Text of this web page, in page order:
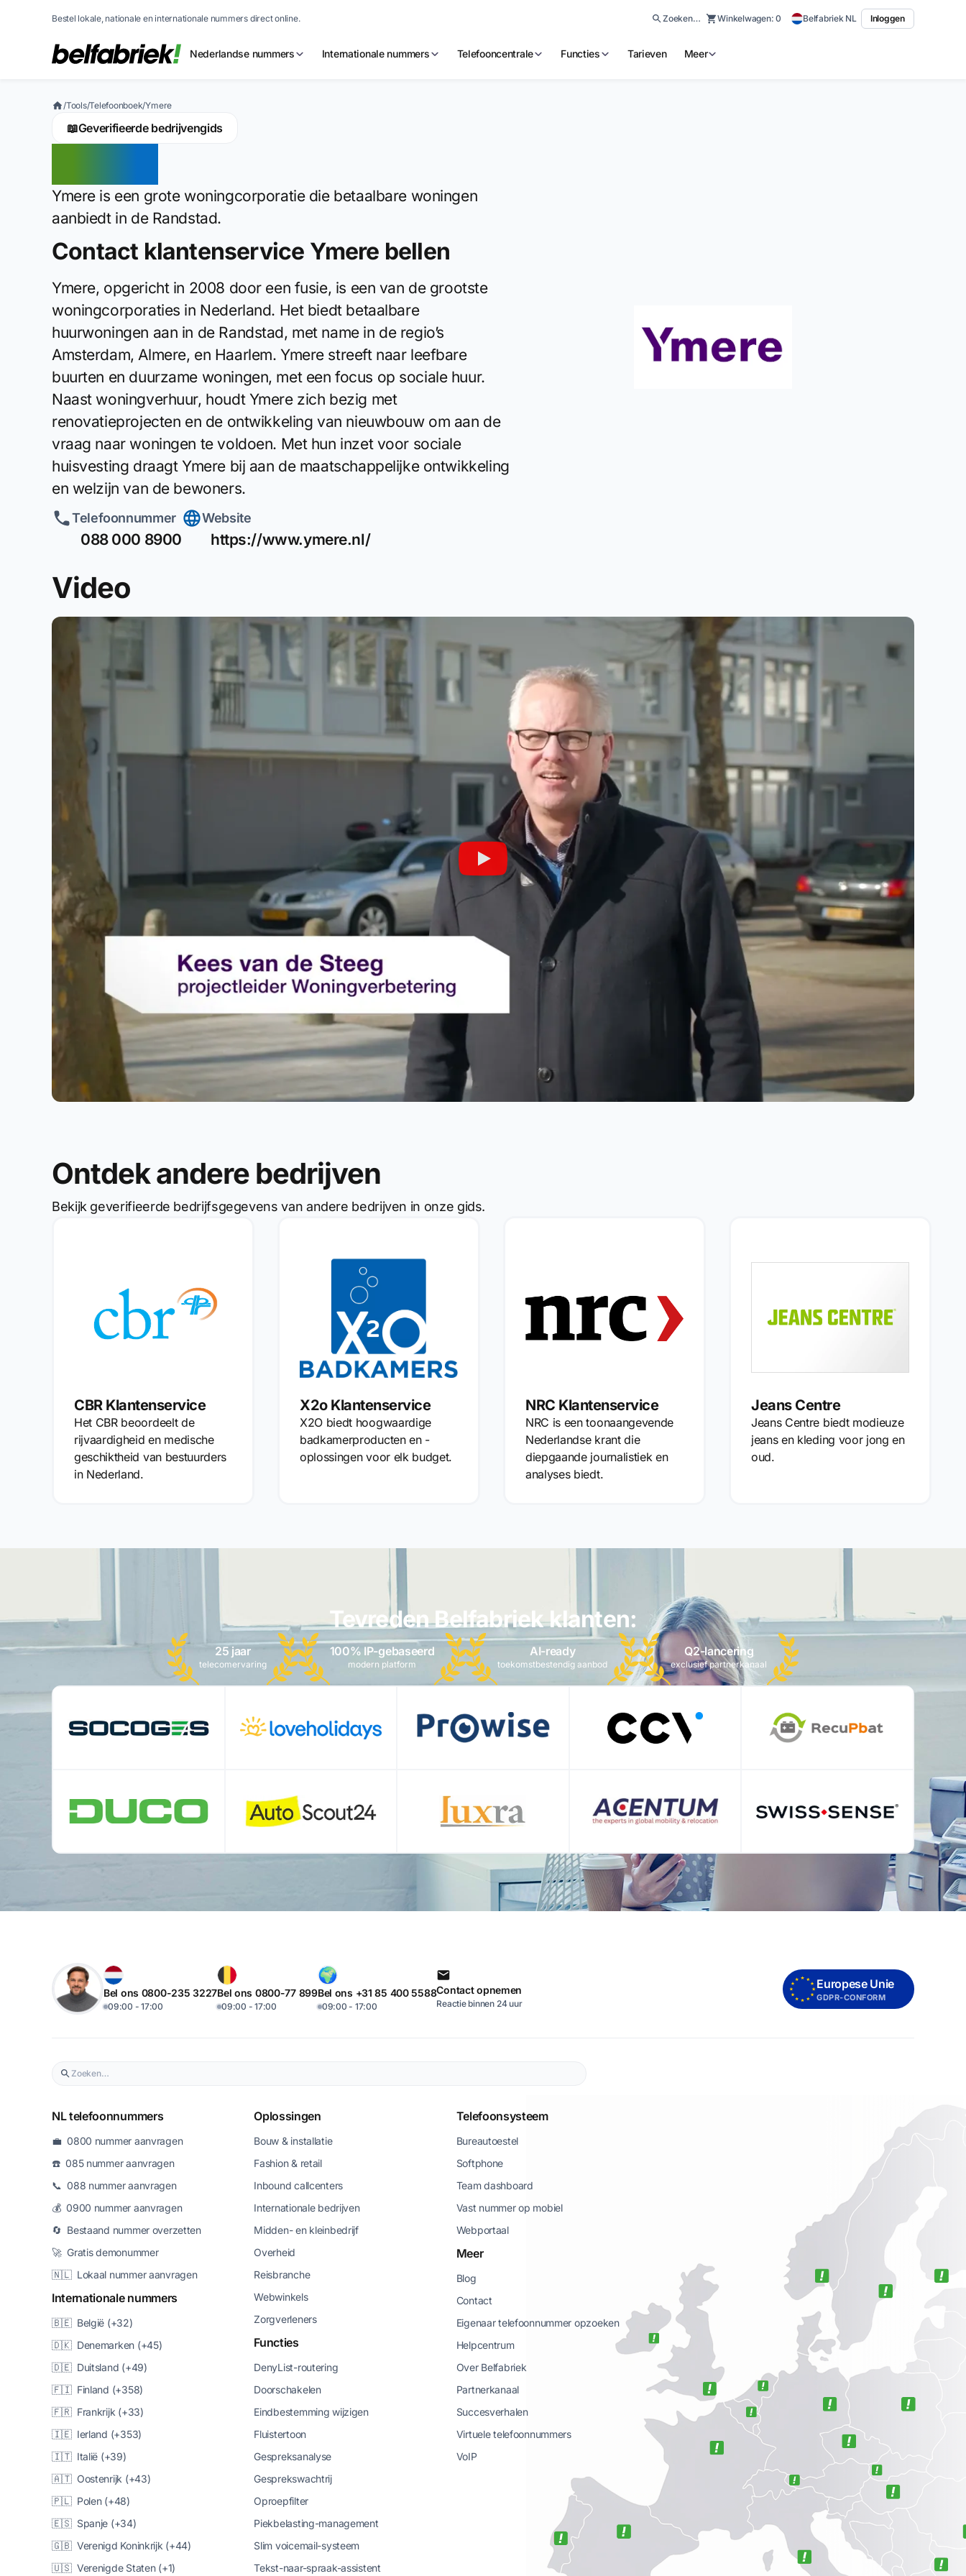
Bestel lokale, nationale en internationale nummers direct online. Zoeken… Winkelwagen:0 Belfabriek NL Inloggen
Nederlandse nummers Internationale nummers Telefooncentrale Functies Tarieven Meer
/Tools/Telefoonboek/Ymere
📖Geverifieerde bedrijvengids
Ymere is een grote woningcorporatie die betaalbare woningen
aanbiedt in de Randstad.
Contact klantenservice Ymere bellen
Ymere, opgericht in 2008 door een fusie, is een van de grootste
woningcorporaties in Nederland. Het biedt betaalbare
huurwoningen aan in de Randstad, met name in de regio’s
Amsterdam, Almere, en Haarlem. Ymere streeft naar leefbare
buurten en duurzame woningen, met een focus op sociale huur.
Naast woningverhuur, houdt Ymere zich bezig met
renovatieprojecten en de ontwikkeling van nieuwbouw om aan de
vraag naar woningen te voldoen. Met hun inzet voor sociale
huisvesting draagt Ymere bij aan de maatschappelijke ontwikkeling
en welzijn van de bewoners.
Telefoonnummer
088 000 8900
Website
https://www.ymere.nl/
Video
Ontdek andere bedrijven
Bekijk geverifieerde bedrijfsgegevens van andere bedrijven in onze gids.
CBR Klantenservice
Het CBR beoordeelt de
rijvaardigheid en medische
geschiktheid van bestuurders
in Nederland.
X2o Klantenservice
X2O biedt hoogwaardige
badkamerproducten en -
oplossingen voor elk budget.
NRC Klantenservice
NRC is een toonaangevende
Nederlandse krant die
diepgaande journalistiek en
analyses biedt.
Jeans Centre
Jeans Centre biedt modieuze
jeans en kleding voor jong en
oud.
Tevreden Belfabriek klanten:
25 jaar
telecomervaring
100% IP-gebaseerd
modern platform
AI-ready
toekomstbestendig aanbod
Q2-lancering
exclusief partnerkanaal
Bel ons 0800-235 3227
09:00 - 17:00
Bel ons 0800-77 899
09:00 - 17:00
Bel ons +31 85 400 5588
09:00 - 17:00
Contact opnemen
Reactie binnen 24 uur
Europese Unie
GDPR-CONFORM
NL telefoonnummers
💼 0800 nummer aanvragen
☎️ 085 nummer aanvragen
📞 088 nummer aanvragen
💰 0900 nummer aanvragen
🔄 Bestaand nummer overzetten
🚀 Gratis demonummer
🇳🇱 Lokaal nummer aanvragen
Internationale nummers
🇧🇪 België (+32)
🇩🇰 Denemarken (+45)
🇩🇪 Duitsland (+49)
🇫🇮 Finland (+358)
🇫🇷 Frankrijk (+33)
🇮🇪 Ierland (+353)
🇮🇹 Italië (+39)
🇦🇹 Oostenrijk (+43)
🇵🇱 Polen (+48)
🇪🇸 Spanje (+34)
🇬🇧 Verenigd Koninkrijk (+44)
🇺🇸 Verenigde Staten (+1)
Oplossingen
Bouw & installatie
Fashion & retail
Inbound callcenters
Internationale bedrijven
Midden- en kleinbedrijf
Overheid
Reisbranche
Webwinkels
Zorgverleners
Functies
DenyList-routering
Doorschakelen
Eindbestemming wijzigen
Fluistertoon
Gespreksanalyse
Gesprekswachtrij
Oproepfilter
Piekbelasting-management
Slim voicemail-systeem
Tekst-naar-spraak-assistent
Telefoonsysteem
Bureautoestel
Softphone
Team dashboard
Vast nummer op mobiel
Webportaal
Meer
Blog
Contact
Eigenaar telefoonnummer opzoeken
Helpcentrum
Over Belfabriek
Partnerkanaal
Succesverhalen
Virtuele telefoonnummers
VoIP